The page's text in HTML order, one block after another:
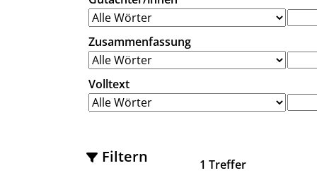
Zusammenfassung
Volltext
Filtern 1 Treffer